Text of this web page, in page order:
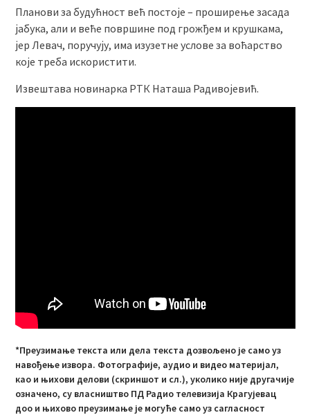
Планови за будућност већ постоје – проширење засада
јабука, али и веће површине под грожђем и крушкама,
јер Левач, поручују, има изузетне услове за воћарство
које треба искористити.
Извештава новинарка РТК Наташа Радивојевић.
*Преузимање текста или дела текста дозвољено је само уз
навођење извора. Фотографије, аудио и видео материјал,
као и њихови делови (скриншот и сл.), уколико није другачије
означено, су власништво ПД Радио телевизија Крагујевац
доо и њихово преузимање је могуће само уз сагласност